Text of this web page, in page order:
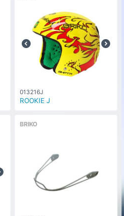
013216J
ROOKIE J
BRIKO